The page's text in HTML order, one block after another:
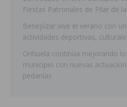
Fiestas Patronales de Pilar de
Benejúzar vive el verano con
actividades deportivas,
Orihuela continúa mejorando
municipio con nuevas
pedanías